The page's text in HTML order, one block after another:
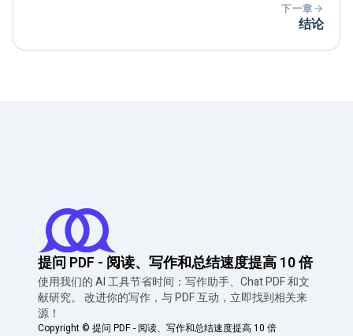
下一章
结论
提问 PDF - 阅读、写作和总结速度提高 10 倍
使用我们的 AI 工具节省时间：写作助手、Chat PDF 和文
献研究。 改进你的写作，与 PDF 互动，立即找到相关来
源！
Copyright © 提问 PDF - 阅读、写作和总结速度提高 10 倍